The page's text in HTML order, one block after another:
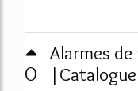
0
Alarmes